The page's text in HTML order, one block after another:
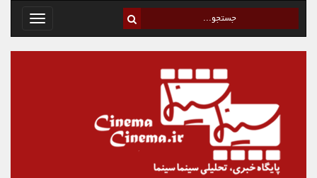
Toggle